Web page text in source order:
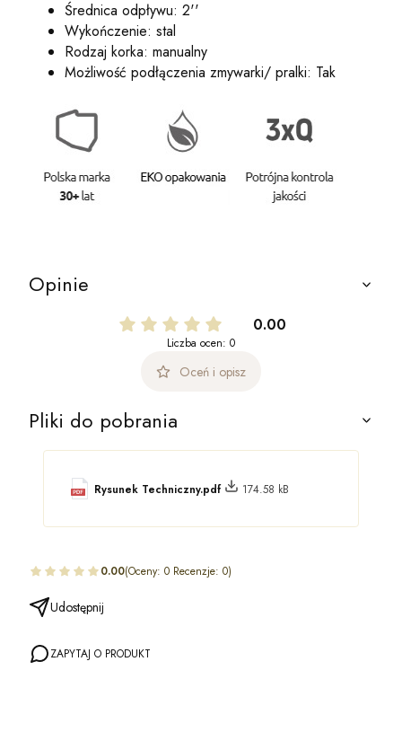
Średnica odpływu: 2''
Wykończenie: stal
Rodzaj korka: manualny
Możliwość podłączenia zmywarki/ pralki: Tak
Opinie
0.00
Liczba ocen: 0
Oceń i opisz
Pliki do pobrania
Rysunek Techniczny.pdf 174.58 kB
0.00(Oceny: 0 Recenzje: 0)
Udostępnij
ZAPYTAJ O PRODUKT